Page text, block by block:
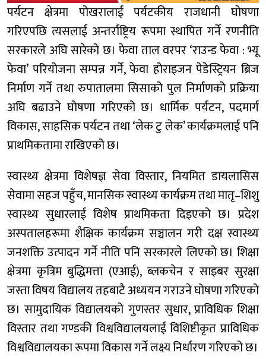
पर्यटन क्षेत्रमा पोखरालाई पर्यटकीय राजधानी घोषणा
गरिएपछि त्यसलाई अन्तर्राष्ट्रिय रूपमा स्थापित गर्ने रणनीति
सरकारले अघि सारेको छ। फेवा ताल वरपर ‘राउन्ड फेवा : भ्यू
फेवा’ परियोजना सम्पन्न गर्ने, फेवा होराइजन पेडेस्ट्रियन ब्रिज
निर्माण गर्ने तथा रुपातालमा सिसाको पुल निर्माणको प्रक्रिया
अघि बढाउने घोषणा गरिएको छ। धार्मिक पर्यटन, पदमार्ग
विकास, साहसिक पर्यटन तथा ‘लेक टु लेक’ कार्यक्रमलाई पनि
प्राथमिकतामा राखिएको छ।
स्वास्थ्य क्षेत्रमा विशेषज्ञ सेवा विस्तार, नियमित डायलासिस
सेवामा सहज पहुँच, मानसिक स्वास्थ्य कार्यक्रम तथा मातृ–शिशु
स्वास्थ्य सुधारलाई विशेष प्राथमिकता दिइएको छ। प्रदेश
अस्पतालहरूमा शैक्षिक कार्यक्रम सञ्चालन गरी दक्ष स्वास्थ्य
जनशक्ति उत्पादन गर्ने नीति पनि सरकारले लिएको छ। शिक्षा
क्षेत्रमा कृत्रिम बुद्धिमत्ता (एआई), ब्लकचेन र साइबर सुरक्षा
जस्ता विषय विद्यालय तहबाटै अध्ययन गराउने घोषणा गरिएको
छ। सामुदायिक विद्यालयको गुणस्तर सुधार, प्राविधिक शिक्षा
विस्तार तथा गण्डकी विश्वविद्यालयलाई विशिष्टीकृत प्राविधिक
विश्वविद्यालयका रूपमा विकास गर्ने लक्ष्य निर्धारण गरिएको छ।